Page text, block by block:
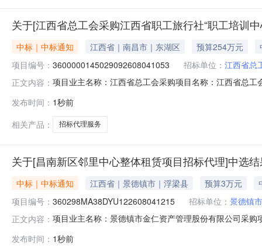
关于[江西省总工会采购江西省职工旅行社“职工培训
中标｜中标通知 江西省｜南昌市｜东湖区 预算254万元
项目编号： 3600000145029092608041053 招标单位： 江西省总
正文内容： 项目业主名称：江西省总工会采购项目名称：江西省总
明：按照低价选取洽谈时间：3（个工作日）签订合同时
发布时间： 1秒前
相关产品：
招标代理服务
关于[昌南新区邻里中心整体租赁项目招标代理]中选
中标｜中标通知 江西省｜景德镇市｜浮梁县 预算3万元
项目编号： 360298MA38DYU122608041215 招标单位： 景德镇
正文内容： 项目业主名称：景德镇市金仁资产管理股份有限公司采
赣招协字【2021】07号标准下浮洽谈时间：3（个工作
发布时间： 1秒前